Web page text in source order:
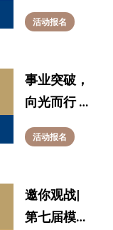
生涯教育质
量提升方法
活动报名
事业突破，
向光而行 ：
第十四期
MBA&MEM
目启动
活动报名
邀你观战|
第七届模拟